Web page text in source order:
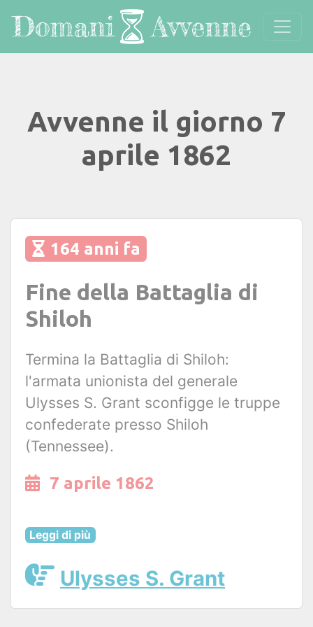
Avvenne il giorno 7
aprile 1862
164 anni fa
Fine della Battaglia di
Shiloh
Termina la Battaglia di Shiloh:
l'armata unionista del generale
Ulysses S. Grant sconfigge le truppe
confederate presso Shiloh
(Tennessee).
7 aprile 1862
Leggi di più
Ulysses S. Grant